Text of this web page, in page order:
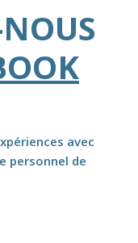
avec
personnel de